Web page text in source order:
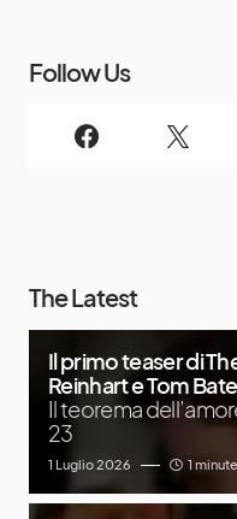
Follow Us
The Latest
Il primo teaser di
Reinhart e Tom
Il teorema
23
1 Luglio 2026 1